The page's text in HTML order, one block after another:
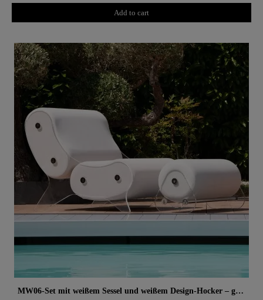
Add to cart
Aperçu rapide MW06-Set mit weißem Sessel und weißem Design-Hocker – gegossene PMMA-Wände, Alveolarschaum-Sitz